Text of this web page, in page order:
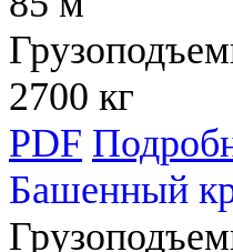
2700 кг
PDF
Башенный